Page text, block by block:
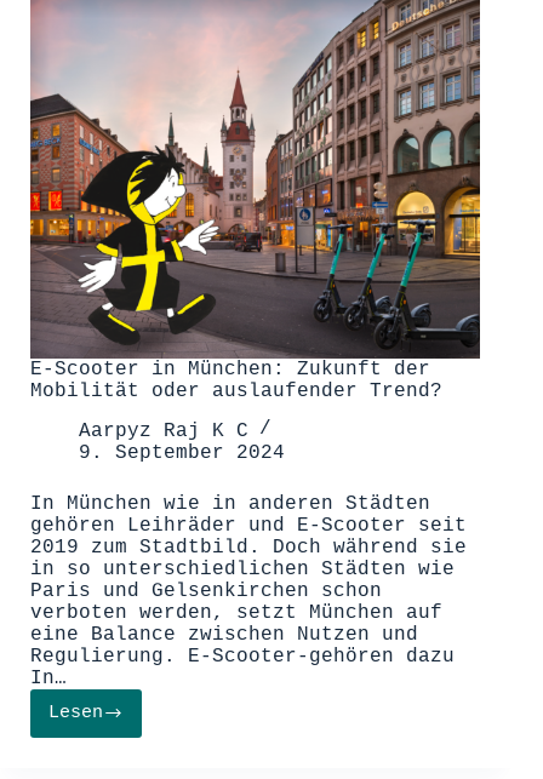
E-Scooter in München: Zukunft der
Mobilität oder auslaufender Trend?
Aarpyz Raj K C
9. September 2024
In München wie in anderen Städten
gehören Leihräder und E-Scooter seit
2019 zum Stadtbild. Doch während sie
in so unterschiedlichen Städten wie
Paris und Gelsenkirchen schon
verboten werden, setzt München auf
eine Balance zwischen Nutzen und
Regulierung. E-Scooter-gehören dazu
In…
Lesen
E-
Scooter